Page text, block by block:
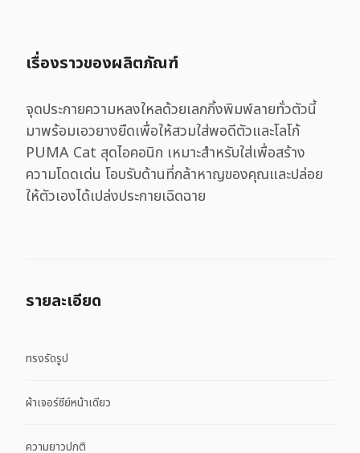
เรื่องราวของผลิตภัณฑ์
จุดประกายความหลงใหลด้วยเลกกิ้งพิมพ์ลายทั่วตัวนี้
มาพร้อมเอวยางยืดเพื่อให้สวมใส่พอดีตัวและโลโก้
PUMA Cat สุดไอคอนิก เหมาะสำหรับใส่เพื่อสร้าง
ความโดดเด่น โอบรับด้านที่กล้าหาญของคุณและปล่อย
ให้ตัวเองได้เปล่งประกายเฉิดฉาย
รายละเอียด
ทรงรัดรูป
ผ้าเจอร์ซีย์หน้าเดียว
ความยาวปกติ